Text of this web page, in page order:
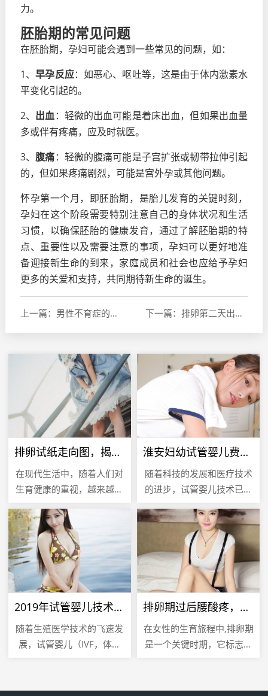
力。
胚胎期的常见问题
在胚胎期，孕妇可能会遇到一些常见的问题，如：
1、早孕反应：如恶心、呕吐等，这是由于体内激素水
平变化引起的。
2、 出血：轻微的出血可能是着床出血，但如果出血量
多或伴有疼痛，应及时就医。
3、腹痛：轻微的腹痛可能是子宫扩张或韧带拉伸引起
的，但如果疼痛剧烈，可能是宫外孕或其他问题。
怀孕第一个月，即胚胎期，是胎儿发育的关键时刻，
孕妇在这个阶段需要特别注意自己的身体状况和生活
习惯，以确保胚胎的健康发育，通过了解胚胎期的特
点、重要性以及需要注意的事项，孕妇可以更好地准
备迎接新生命的到来，家庭成员和社会也应给予孕妇
更多的关爱和支持，共同期待新生命的诞生。
上一篇：男性不育症的中药调理，无精症患者的食疗选择 下一篇：排卵第二天出血是怀孕征兆
排卵试纸走向图，揭秘女性生育周期的关键指标
在现代生活中，随着人们对
生育健康的重视，越来越多
周期，以期在最佳时机怀
孕，排卵试纸作为一种简
单、便捷的工...
淮安妇幼试管婴儿费用解析，全面了解试管婴儿成本
随着科技的发展和医疗技术
的进步，试管婴儿技术已经
望，在众多提供试管婴儿服
务的医疗机构中，淮安妇幼
保健医院...
2019年试管婴儿技术，成功率的新突破
随着生殖医学技术的飞速发
展，试管婴儿（IVF，体外
重要途径，2019年，试管
排卵期过后腰酸疼，是怀孕的信号吗？
在女性的生育旅程中,排卵期
是一个关键时期，它标志着
腰酸疼现象，常常让女性感